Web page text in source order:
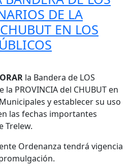
DE LA
EN LOS
la Bandera de LOS
la PROVINCIA del CHUBUT en
y establecer su uso
las fechas importantes
Trelew.
Ordenanza tendrá vigencia